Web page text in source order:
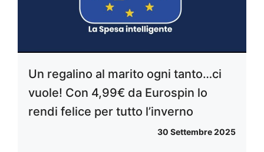
Un regalino al marito ogni tanto…ci
vuole! Con 4,99€ da Eurospin lo
rendi felice per tutto l’inverno
30 Settembre 2025